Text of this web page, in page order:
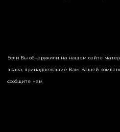
Если Вы обнаружили на нашем сайте
права, принадлежащие Вам, Вашей
сообщите нам.